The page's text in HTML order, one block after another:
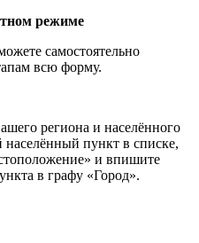
режиме
самостоятельно
всю форму.
региона и населённого
пункт в списке,
и впишите
в графу «Город».